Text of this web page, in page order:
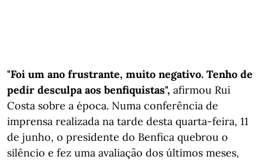
"Foi um ano frustrante, muito negativo. Tenho de
pedir desculpa aos benfiquistas", afirmou Rui
Costa sobre a época. Numa conferência de
imprensa realizada na tarde desta quarta-feira, 11
de junho, o presidente do Benfica quebrou o
silêncio e fez uma avaliação dos últimos meses,